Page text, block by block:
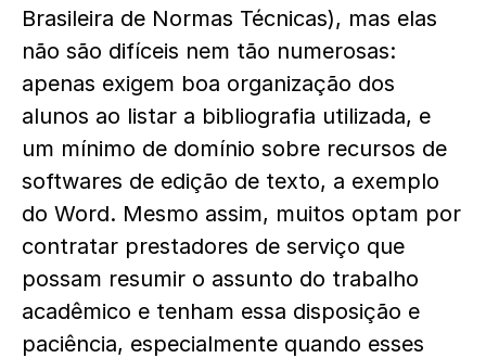
Brasileira de Normas Técnicas), mas elas
não são difíceis nem tão numerosas:
apenas exigem boa organização dos
alunos ao listar a bibliografia utilizada, e
um mínimo de domínio sobre recursos de
softwares de edição de texto, a exemplo
do Word. Mesmo assim, muitos optam por
contratar prestadores de serviço que
possam resumir o assunto do trabalho
acadêmico e tenham essa disposição e
paciência, especialmente quando esses